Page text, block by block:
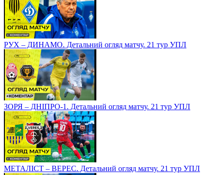
РУХ – ДИНАМО. Детальний огляд матчу. 21 тур УПЛ
ЗОРЯ – ДНІПРО-1. Детальний огляд матчу. 21 тур УПЛ
МЕТАЛІСТ – ВЕРЕС. Детальний огляд матчу. 21 тур УПЛ